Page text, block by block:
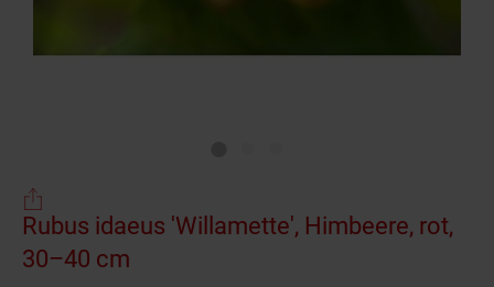
Rubus idaeus 'Willamette', Himbeere, rot,
30–40 cm